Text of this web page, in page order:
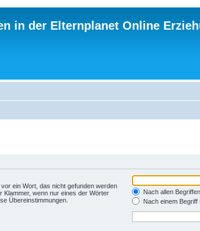
in der Elternplanet Online
vor ein Wort, das nicht gefunden werden
Klammer, wenn nur eines der Wörter
Übereinstimmungen.
Nach allen
Nach einem Begriff